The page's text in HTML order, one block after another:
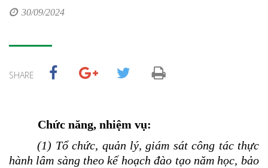
30/09/2024
SHARE
Chức năng, nhiệm vụ:
(1) Tổ chức, quản lý, giám sátcông tác thực
hành lâm sàngtheo kế hoạch đào tạo năm học, bảo